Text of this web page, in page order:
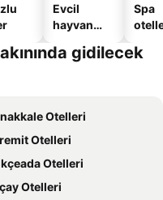
Evcil
hayvan
oteller
Spa
gidilecek
Otelleri
Otelleri
Otelleri
Otelleri